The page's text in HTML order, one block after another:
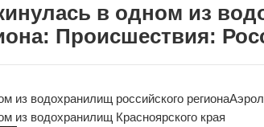
в одном из
Происшествия:
из водохранилищ российского региона
из водохранилищ Красноярского края